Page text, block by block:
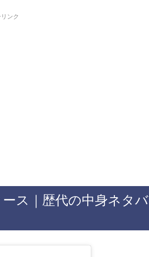
ンク
ス｜歴代の中身ネタバ